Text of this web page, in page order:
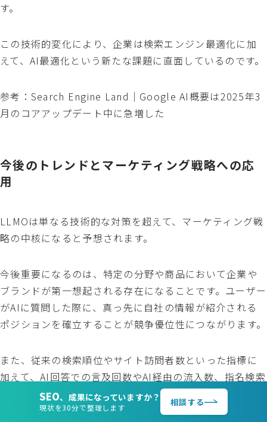
す。
この技術的変化により、企業は検索エンジン最適化に加
えて、AI最適化という新たな課題に直面しているのです。
参考：Search Engine Land｜Google AI概要は2025年3
月のコアアップデート中に急増した
今後のトレンドとマーケティング戦略への応
用
LLMOは単なる技術的な対策を超えて、マーケティング戦
略の中核になると予想されます。
今後重要になるのは、特定の分野や商品において企業や
ブランドが第一想起される存在になることです。ユーザー
がAIに質問した際に、真っ先に自社の情報が紹介される
ポジションを確立することが競争優位性につながります。
また、従来の検索順位やサイト訪問者数といった指標に
加えて、AI回答での言及回数やAI経由の流入数、指名検索
の増加といった新しい効果測定指標が重要になるでしょ
う。企業は目に見えにくい指標の重要性を理解し、AIを通
SEO、成果になっていますか？
現状を30分で整理します 相談する